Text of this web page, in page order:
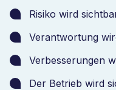
Risiko wird
Verantwortung
Verbesserungen
Der Betrieb wird